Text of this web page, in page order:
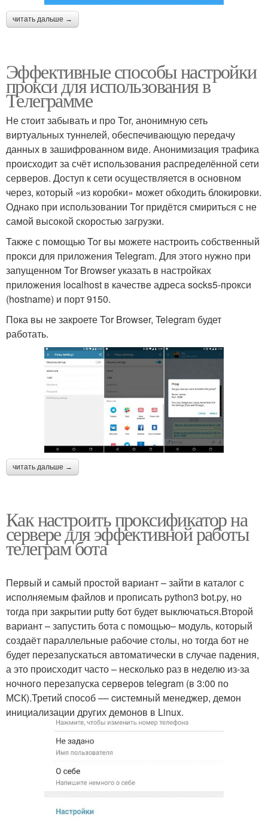
читать дальше →
Эффективные способы настройки
прокси для использования в
Телеграмме
Не стоит забывать и про Tor, анонимную сеть
виртуальных туннелей, обеспечивающую передачу
данных в зашифрованном виде. Анонимизация трафика
происходит за счёт использования распределённой сети
серверов. Доступ к сети осуществляется в основном
через, который «из коробки» может обходить блокировки.
Однако при использовании Tor придётся смириться с не
самой высокой скоростью загрузки.
Также с помощью Tor вы можете настроить собственный
прокси для приложения Telegram. Для этого нужно при
запущенном Tor Browser указать в настройках
приложения localhost в качестве адреса socks5-прокси
(hostname) и порт 9150.
Пока вы не закроете Tor Browser, Telegram будет
работать.
читать дальше →
Как настроить проксификатор на
сервере для эффективной работы
телеграм бота
Первый и самый простой вариант – зайти в каталог с
исполняемым файлов и прописать python3 bot.py, но
тогда при закрытии putty бот будет выключаться.Второй
вариант – запустить бота с помощью– модуль, который
создаёт параллельные рабочие столы, но тогда бот не
будет перезапускаться автоматически в случае падения,
а это происходит часто – несколько раз в неделю из-за
ночного перезапуска серверов telegram (в 3:00 по
МСК).Третий способ –– cистемный менеджер, демон
инициализации других демонов в Linux.